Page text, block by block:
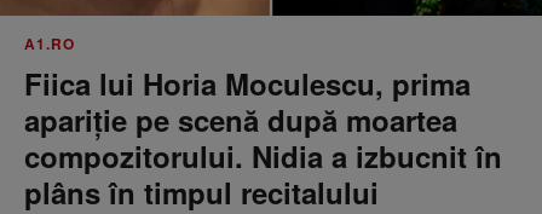
A1.RO
Fiica lui Horia Moculescu, prima
apariție pe scenă după moartea
compozitorului. Nidia a izbucnit în
plâns în timpul recitalului